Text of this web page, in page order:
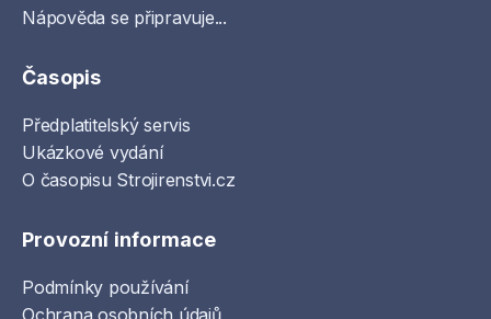
Nápověda se připravuje...
Časopis
Předplatitelský servis
Ukázkové vydání
O časopisu Strojirenstvi.cz
Provozní informace
Podmínky používání
Ochrana osobních údajů